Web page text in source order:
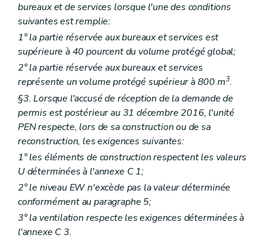
bureaux et de services lorsque l'une des conditions
suivantes est remplie:
1° la partie réservée aux bureaux et services est
supérieure à 40 pourcent du volume protégé global;
2° la partie réservée aux bureaux et services
représente un volume protégé supérieur à 800 m3.
§3. Lorsque l'accusé de réception de la demande de
permis est postérieur au 31 décembre 2016, l'unité
PEN respecte, lors de sa construction ou de sa
reconstruction, les exigences suivantes:
1° les éléments de construction respectent les valeurs
U déterminées à l'annexe C 1;
2° le niveau EW n'excède pas la valeur déterminée
conformément au paragraphe 5;
3° la ventilation respecte les exigences déterminées à
l'annexe C 3.